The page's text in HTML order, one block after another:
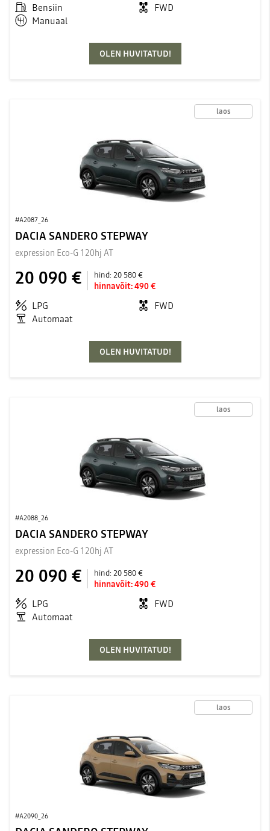
Bensiin
FWD
Manuaal
OLEN HUVITATUD!
laos
#A2087_26
DACIA SANDERO STEPWAY
expression Eco-G 120hj AT
20 090 € hind:20 580 €
hinnavõit:490 €
LPG
FWD
Automaat
OLEN HUVITATUD!
laos
#A2088_26
DACIA SANDERO STEPWAY
expression Eco-G 120hj AT
20 090 € hind:20 580 €
hinnavõit:490 €
LPG
FWD
Automaat
OLEN HUVITATUD!
laos
#A2090_26